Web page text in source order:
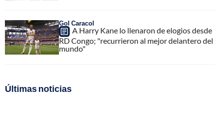
Gol Caracol
A Harry Kane lo llenaron de elogios desde
RD Congo; "recurrieron al mejor delantero del
mundo"
Últimas noticias